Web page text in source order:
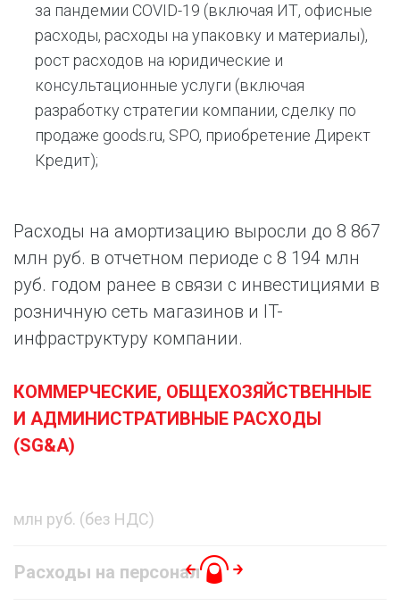
за пандемии COVID-19 (включая ИТ, офисные
расходы, расходы на упаковку и материалы),
рост расходов на юридические и
консультационные услуги (включая
разработку стратегии компании, сделку по
продаже goods.ru, SPO, приобретение Директ
Кредит);
Расходы на амортизацию выросли до 8 867
млн руб. в отчетном периоде с 8 194 млн
руб. годом ранее в связи с инвестициями в
розничную сеть магазинов и IT-
инфраструктуру компании.
КОММЕРЧЕСКИЕ, ОБЩЕХОЗЯЙСТВЕННЫЕ
И АДМИНИСТРАТИВНЫЕ РАСХОДЫ
(SG&A)
млн руб. (без НДС)
Расходы на персонал